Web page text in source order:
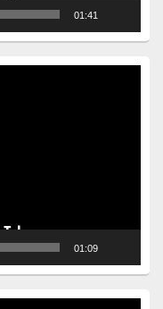
01:41
01:09